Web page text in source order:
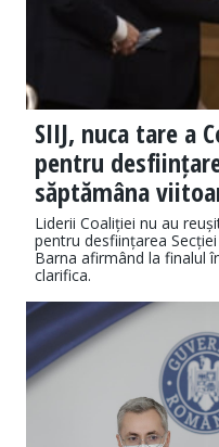
SIIJ, nuca tare a
pentru
săptămâna
Liderii Coaliției nu au
pentru desființarea
Barna afirmând la finalul
clarifica.